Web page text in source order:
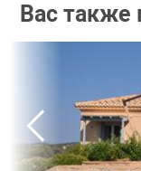
Вас также